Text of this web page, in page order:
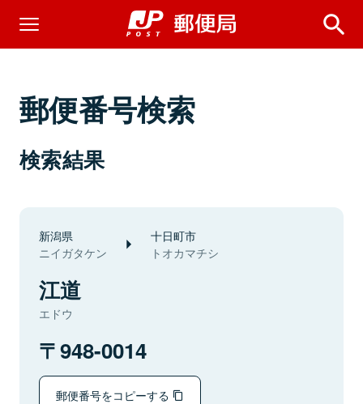
郵便番号検索
検索結果
新潟県
ニイガタケン
十日町市
トオカマチシ
江道
エドウ
948-0014
郵便番号をコピーする